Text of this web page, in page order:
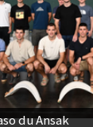
du Ansak